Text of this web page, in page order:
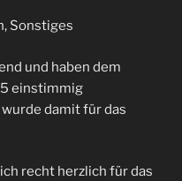
Sonstiges
und haben dem
einstimmig
damit für das
recht herzlich für das